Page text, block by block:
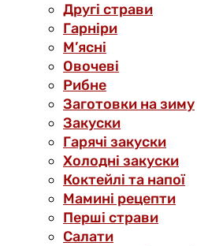
Другі страви
Гарніри
М’ясні
Овочеві
Рибне
Заготовки на зиму
Закуски
Гарячі закуски
Холодні закуски
Коктейлі та напої
Мамині рецепти
Перші страви
Салати